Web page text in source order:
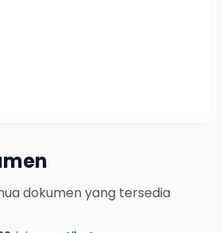
dokumen yang tersedia